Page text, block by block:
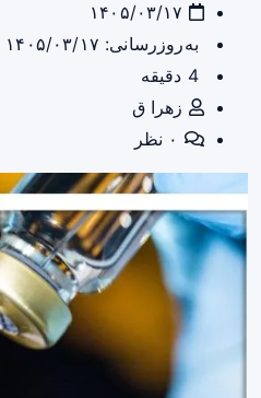
به‌روزرسانی: ۱۴۰۵/۰۳/۱۷
4 دقیقه
زهرا ق